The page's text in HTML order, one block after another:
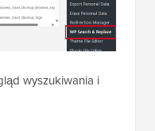
wyszukiwania i